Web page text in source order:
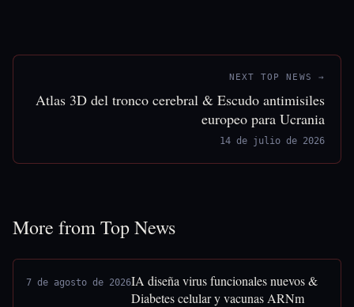
NEXT TOP NEWS →
Atlas 3D del tronco cerebral & Escudo antimisiles
europeo para Ucrania
14 de julio de 2026
More from Top News
7 de agosto de 2026IA diseña virus funcionales nuevos &
Diabetes celular y vacunas ARNm